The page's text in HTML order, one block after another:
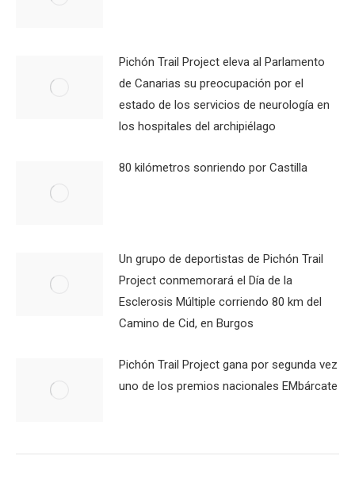
Pichón Trail Project eleva al Parlamento
de Canarias su preocupación por el
estado de los servicios de neurología en
los hospitales del archipiélago
80 kilómetros sonriendo por Castilla
Un grupo de deportistas de Pichón Trail
Project conmemorará el Día de la
Esclerosis Múltiple corriendo 80 km del
Camino de Cid, en Burgos
Pichón Trail Project gana por segunda vez
uno de los premios nacionales EMbárcate